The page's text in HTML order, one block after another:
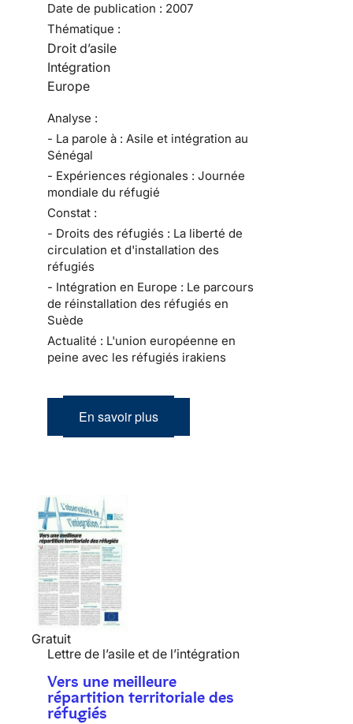
Date de publication : 2007
Thématique :
Droit d’asile
Intégration
Europe
Analyse :
- La parole à : Asile et intégration au
Sénégal
- Expériences régionales : Journée
mondiale du réfugié
Constat :
- Droits des réfugiés : La liberté de
circulation et d'installation des
réfugiés
- Intégration en Europe : Le parcours
de réinstallation des réfugiés en
Suède
Actualité : L'union européenne en
peine avec les réfugiés irakiens
En savoir plus
Gratuit
Lettre de l’asile et de l’intégration
Vers une meilleure
répartition territoriale des
réfugiés